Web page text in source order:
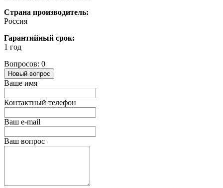
Страна производитель:
Россия
Гарантийный срок:
1 год
Вопросов: 0
Новый вопрос
Ваше имя
Контактный телефон
Ваш e-mail
Ваш вопрос